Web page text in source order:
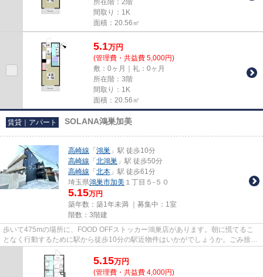
所在階：2階
間取り：1K
面積：20.56㎡
5.1万円
(管理費・共益費 5,000円)
敷：0ヶ月｜礼：0ヶ月
所在階：3階
間取り：1K
面積：20.56㎡
賃貸｜アパート SOLANA鴻巣加美
高崎線 「 鴻巣 」駅 徒歩10分
高崎線 「 北鴻巣 」駅 徒歩50分
高崎線 「 北本 」駅 徒歩61分
埼玉県鴻巣市加美 １丁目５-５０
5.15万円
築年数：築1年未満 ｜募集中： 1室
階数：3階建
歩いて475mの場所に、FOOD OFFストッカー鴻巣店があります。朝に慌てるこ
となく行動するために駅から徒歩10分の駅近物件はいかがでしょうか。ごみ捨て
の煩わしさを軽減するのが、敷地...
5.15万円
(管理費・共益費 4,000円)